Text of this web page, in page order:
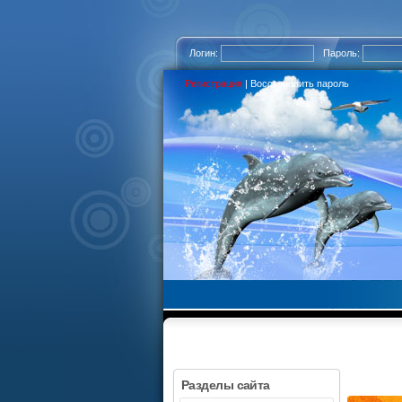
Логин: Пароль:
Регистрация | Восстановить пароль
Разделы сайта